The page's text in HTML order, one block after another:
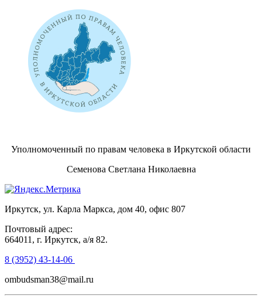
Уполномоченный по правам человека в Иркутской области
Семенова Светлана Николаевна
Иркутск, ул. Карла Маркса, дом 40, офис 807
Почтовый адрес:
664011, г. Иркутск, а/я 82.
8 (3952) 43-14-06
ombudsman38@mail.ru